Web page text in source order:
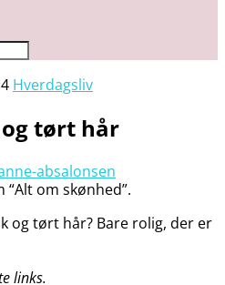
Hverdagsliv
tørt hår
om skønhed”.
og tørt hår? Bare rolig, der er
links.